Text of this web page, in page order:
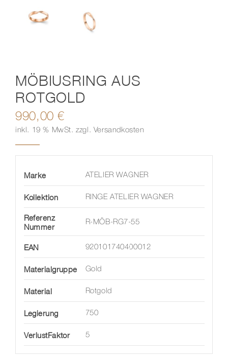
Kontakt
MÖBIUSRING AUS
ROTGOLD
990,00€
inkl. 19 % MwSt. zzgl. Versandkosten
Marke ATELIER WAGNER
Kollektion RINGE ATELIER WAGNER
Referenz
Nummer
R-MÖB-RG7-55
EAN 920101740400012
Materialgruppe Gold
Material Rotgold
Legierung 750
VerlustFaktor 5